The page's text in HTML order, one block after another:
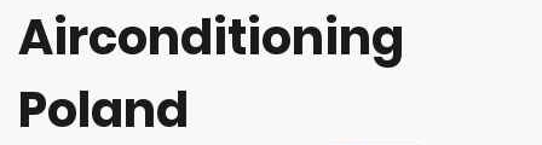
Airconditioning
Poland